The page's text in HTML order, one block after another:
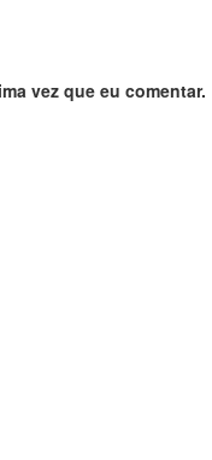
vez que eu comentar.